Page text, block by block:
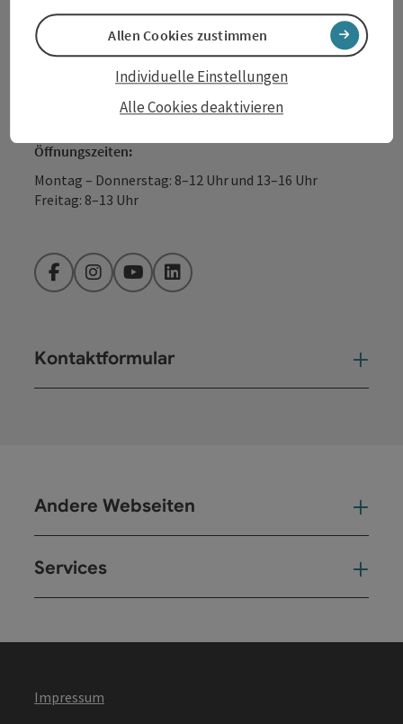
info@donauregion.at
Fax: +43 732 7277 - 804
Öffnungszeiten:
Montag – Donnerstag: 8–12 Uhr und 13–16 Uhr
Freitag: 8–13 Uhr
FacebookInstagramYouTubeLinkedIn
Kontaktformular
Andere Webseiten
Services
Impressum
Alle Cookies deaktivieren
Individuelle Einstellungen
Allen Cookies zustimmen